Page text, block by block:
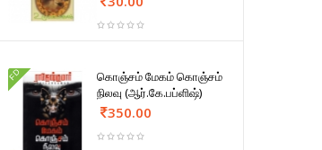
FD
கொஞ்சம் மேகம் கொஞ்சம்
நிலவு (ஆர்.கே.பப்ளிஷ்)
350.00